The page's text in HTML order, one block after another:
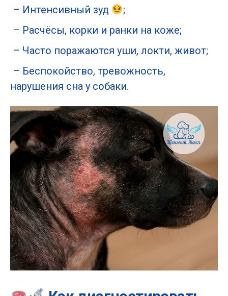
– Интенсивный зуд
;
– Расчёсы, корки и ранки на коже;
– Часто поражаются уши, локти, живот;
– Беспокойство, тревожность,
нарушения сна у собаки.